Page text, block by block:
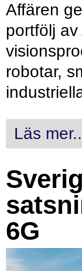
Affären
portfölj av
robotar,
Läs
6G